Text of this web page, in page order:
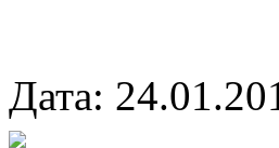
Дата: